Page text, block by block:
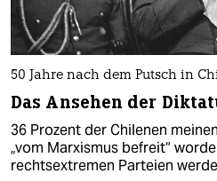
50 Jahre nach dem Putsch in
Das Ansehen der
36 Prozent der Chilenen
„vom Marxismus befreit“
rechtsextremen Parteien